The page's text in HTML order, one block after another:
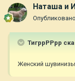
Наташа и
Опубликовано
ТигррРРрр
Женский